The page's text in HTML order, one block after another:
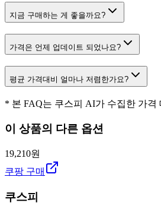
지금 구매하는 게 좋을까요?
가격은 언제 업데이트 되었나요?
평균 가격대비 얼마나 저렴한가요?
* 본 FAQ는 쿠스피 AI가 수집한 가
이 상품의 다른 옵션
19,210원
쿠팡 구매
쿠스피